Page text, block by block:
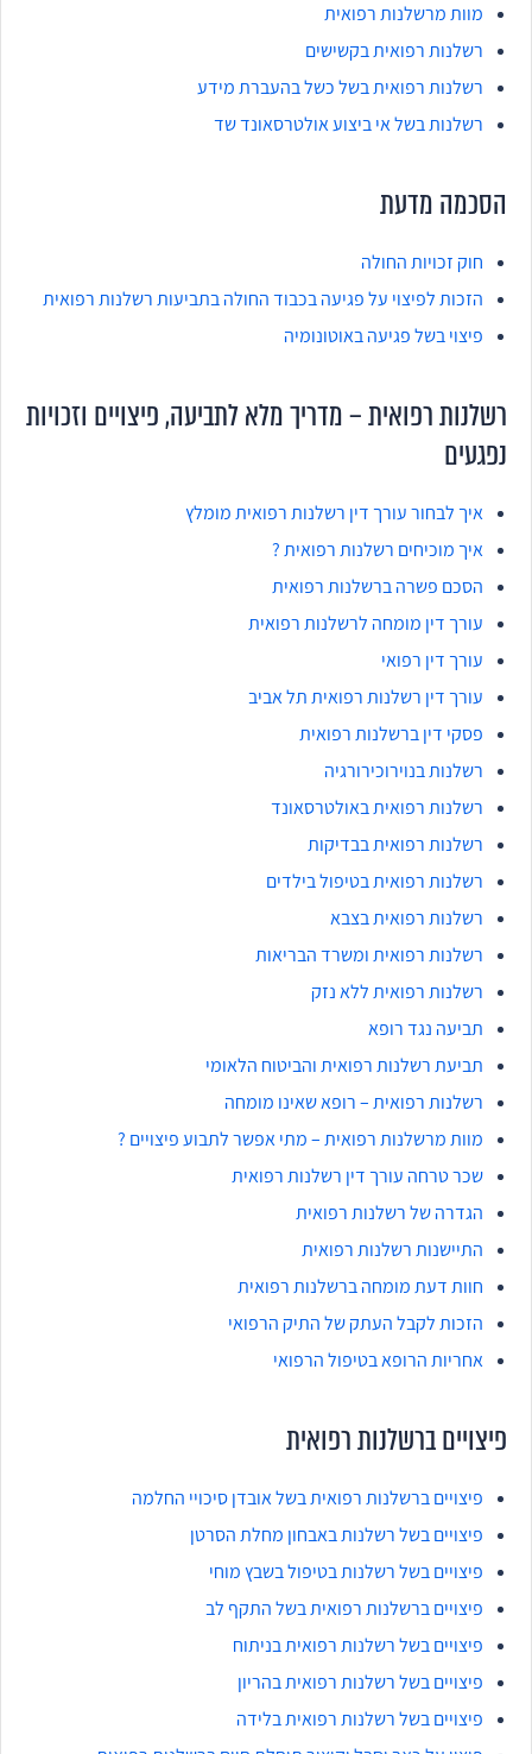
מוות מרשלנות רפואית
רשלנות רפואית בקשישים
רשלנות רפואית בשל כשל בהעברת מידע
רשלנות בשל אי ביצוע אולטרסאונד שד
הסכמה מדעת
חוק זכויות החולה
הזכות לפיצוי על פגיעה בכבוד החולה בתביעות רשלנות רפואית
פיצוי בשל פגיעה באוטונומיה
רשלנות רפואית – מדריך מלא לתביעה, פיצויים וזכויות
נפגעים
איך לבחור עורך דין רשלנות רפואית מומלץ
איך מוכיחים רשלנות רפואית ?
הסכם פשרה ברשלנות רפואית
עורך דין מומחה לרשלנות רפואית
עורך דין רפואי
עורך דין רשלנות רפואית תל אביב
פסקי דין ברשלנות רפואית
רשלנות בנוירוכירורגיה
רשלנות רפואית באולטרסאונד
רשלנות רפואית בבדיקות
רשלנות רפואית בטיפול בילדים
רשלנות רפואית בצבא
רשלנות רפואית ומשרד הבריאות
רשלנות רפואית ללא נזק
תביעה נגד רופא
תביעת רשלנות רפואית והביטוח הלאומי
רשלנות רפואית – רופא שאינו מומחה
מוות מרשלנות רפואית – מתי אפשר לתבוע פיצויים ?
שכר טרחה עורך דין רשלנות רפואית
הגדרה של רשלנות רפואית
התיישנות רשלנות רפואית
חוות דעת מומחה ברשלנות רפואית
הזכות לקבל העתק של התיק הרפואי
אחריות הרופא בטיפול הרפואי
פיצויים ברשלנות רפואית
פיצויים ברשלנות רפואית בשל אובדן סיכויי החלמה
פיצויים בשל רשלנות באבחון מחלת הסרטן
פיצויים בשל רשלנות בטיפול בשבץ מוחי
פיצויים ברשלנות רפואית בשל התקף לב
פיצויים בשל רשלנות רפואית בניתוח
פיצויים בשל רשלנות רפואית בהריון
פיצויים בשל רשלנות רפואית בלידה